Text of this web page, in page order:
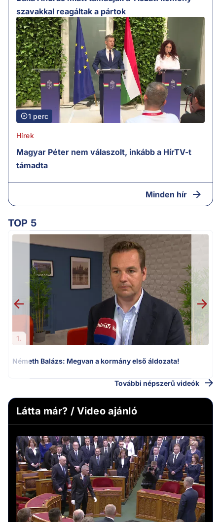
szavakkal reagáltak a pártok
1 perc
Hírek
Magyar Péter nem válaszolt, inkább a HírTV-t
támadta
Minden hír
TOP 5
1.
Németh Balázs: Megvan a kormány első áldozata!
További népszerű videók
Látta már? / Video ajánló